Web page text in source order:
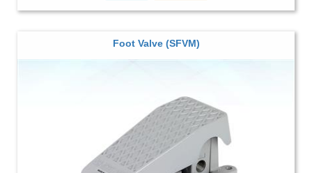
Foot Valve (SFVM)